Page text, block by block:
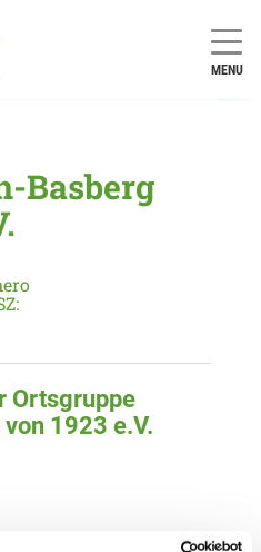
MENU
Basberg
Ortsgruppe
1923 e.V.